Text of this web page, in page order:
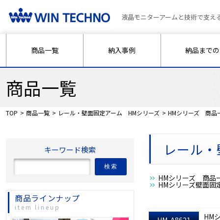
液晶モニターアームと技術で支
商品一覧 納入事例 納品まで
商品一覧
TOP 商品一覧 レール・壁面固定アーム HMシリーズ HMシリーズ 商
レール
HMシリーズ 商
HMシリーズ壁面固
HM
キーワード検索
検索
商品ラインナップ
item lineup